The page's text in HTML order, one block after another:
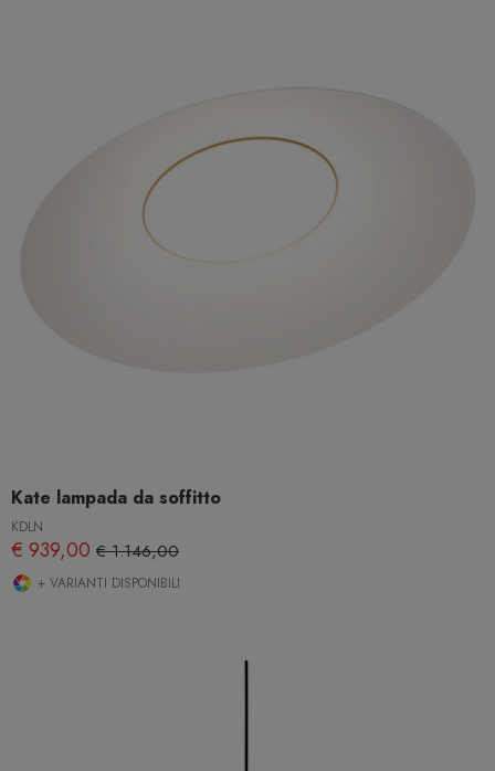
Kate lampada da soffitto
KDLN
€ 939,00 € 1.146,00
+ VARIANTI DISPONIBILI